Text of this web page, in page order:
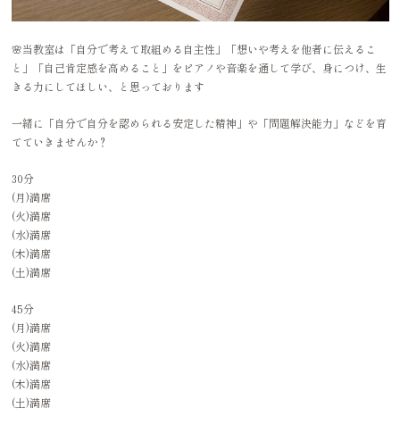
🌸当教室は「自分で考えて取組める自主性」「想いや考えを他者に伝えるこ
と」「自己肯定感を高めること」をピアノや音楽を通して学び、身につけ、生
きる力にしてほしい、と思っております
一緒に「自分で自分を認められる安定した精神」や「問題解決能力」などを育
てていきませんか？
30分
(月)満席
(火)満席
(水)満席
(木)満席
(土)満席
45分
(月)満席
(火)満席
(水)満席
(木)満席
(土)満席